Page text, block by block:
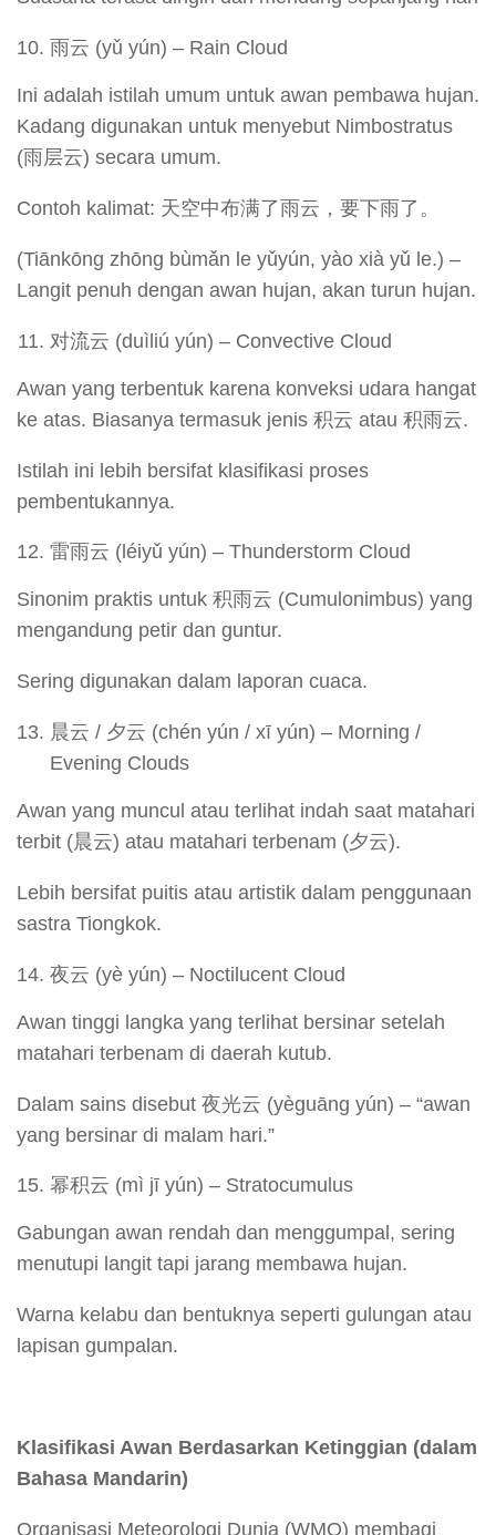
雨云 (yǔ yún) – Rain Cloud
Ini adalah istilah umum untuk awan pembawa hujan.
Kadang digunakan untuk menyebut Nimbostratus
(雨层云) secara umum.
Contoh kalimat: 天空中布满了雨云，要下雨了。
(Tiānkōng zhōng bùmǎn le yǔyún, yào xià yǔ le.) –
Langit penuh dengan awan hujan, akan turun hujan.
对流云 (duìliú yún) – Convective Cloud
Awan yang terbentuk karena konveksi udara hangat
ke atas. Biasanya termasuk jenis 积云 atau 积雨云.
Istilah ini lebih bersifat klasifikasi proses
pembentukannya.
雷雨云 (léiyǔ yún) – Thunderstorm Cloud
Sinonim praktis untuk 积雨云 (Cumulonimbus) yang
mengandung petir dan guntur.
Sering digunakan dalam laporan cuaca.
晨云 / 夕云 (chén yún / xī yún) – Morning /
Evening Clouds
Awan yang muncul atau terlihat indah saat matahari
terbit (晨云) atau matahari terbenam (夕云).
Lebih bersifat puitis atau artistik dalam penggunaan
sastra Tiongkok.
夜云 (yè yún) – Noctilucent Cloud
Awan tinggi langka yang terlihat bersinar setelah
matahari terbenam di daerah kutub.
Dalam sains disebut 夜光云 (yèguāng yún) – “awan
yang bersinar di malam hari.”
幂积云 (mì jī yún) – Stratocumulus
Gabungan awan rendah dan menggumpal, sering
menutupi langit tapi jarang membawa hujan.
Warna kelabu dan bentuknya seperti gulungan atau
lapisan gumpalan.
Klasifikasi Awan Berdasarkan Ketinggian (dalam
Bahasa Mandarin)
Organisasi Meteorologi Dunia (WMO) membagi